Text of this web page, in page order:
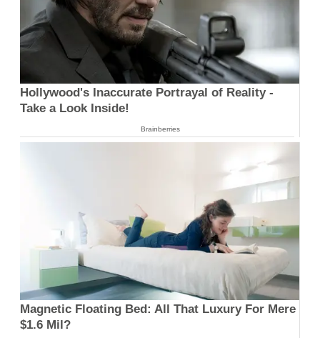
Hollywood's Inaccurate Portrayal of Reality -
Take a Look Inside!
Brainberries
Magnetic Floating Bed: All That Luxury For Mere
$1.6 Mil?